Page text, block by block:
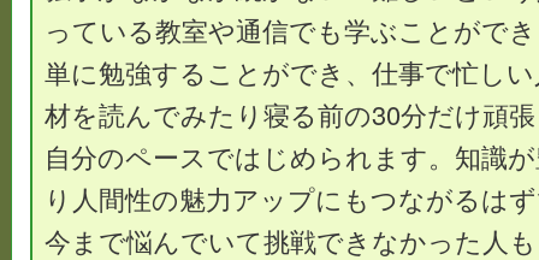
っている教室や通信でも学ぶことがで
単に勉強することができ、仕事で忙し
材を読んでみたり寝る前の30分だけ頑
自分のペースではじめられます。知識
り人間性の魅力アップにもつながるは
今まで悩んでいて挑戦できなかった人